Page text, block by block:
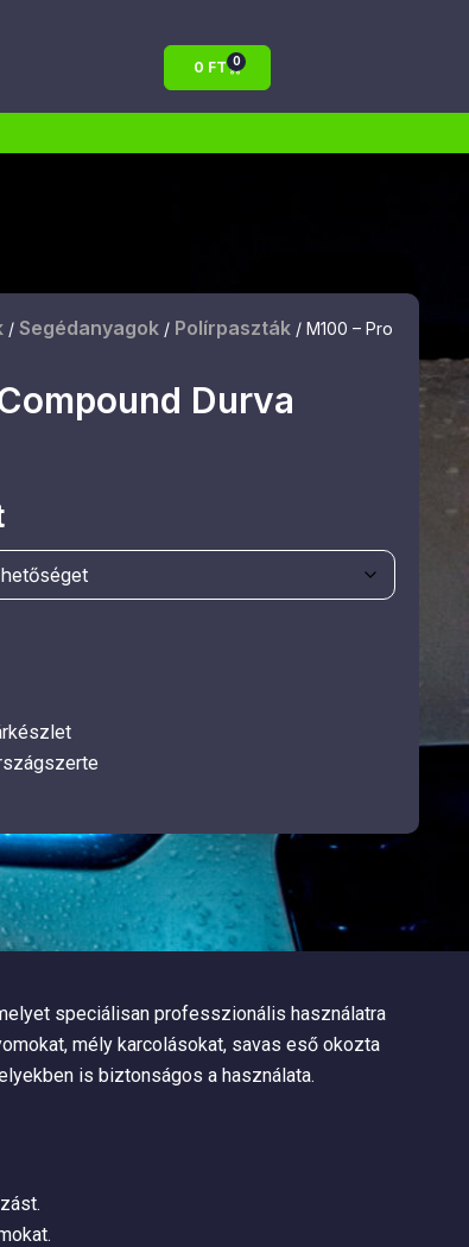
0 FT 0
/ Segédanyagok/ Polírpaszták/ M100 – Pro
Durva
speciálisan professzionális használatra
mély karcolásokat, savas eső okozta
is biztonságos a használata.